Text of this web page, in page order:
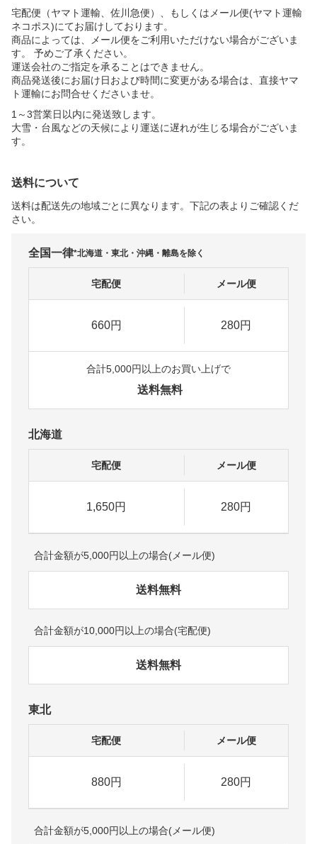
宅配便（ヤマト運輸、佐川急便）、もしくはメール便(ヤマト運輸
ネコポス)にてお届けしております。
商品によっては、メール便をご利用いただけない場合がございま
す。 予めご了承ください。
運送会社のご指定を承ることはできません。
商品発送後にお届け日および時間に変更がある場合は、直接ヤマ
ト運輸にお問合せくださいませ。
1～3営業日以内に発送致します。
大雪・台風などの天候により運送に遅れが生じる場合がございま
す。
送料について
送料は配送先の地域ごとに異なります。下記の表よりご確認くだ
さい。
全国一律*北海道・東北・沖縄・離島を除く
宅配便 メール便
660円 280円
合計5,000円以上のお買い上げで
送料無料
北海道
宅配便 メール便
1,650円 280円
合計金額が5,000円以上の場合(メール便)
送料無料
合計金額が10,000円以上の場合(宅配便)
送料無料
東北
宅配便 メール便
880円 280円
合計金額が5,000円以上の場合(メール便)